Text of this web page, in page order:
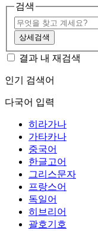
검색
상세검색
결과 내 재검색
인기 검색어
다국어 입력
히라가나
가타카나
중국어
한글고어
그리스문자
프랑스어
독일어
히브리어
괄호기호